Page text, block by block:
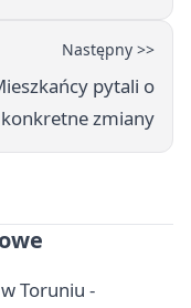
Następny >>
pytali o
konkretne zmiany
Toruniu -